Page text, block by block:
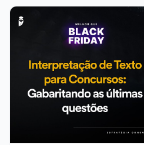
para
Policial
Legislativo
11
Interpretação